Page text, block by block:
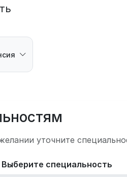
уточните
Выберите специальность